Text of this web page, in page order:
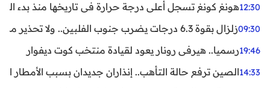
12:30هونغ كونغ تسجل أعلى درجة حرارة في تاريخها منذ بدء
09:30زلزال بقوة 6.3 درجات يضرب جنوب الفلبين.. ولا تحذير من تسونامي حتى الآن
19:46رسميا.. هيرفي رونار يعود لقيادة منتخب كوت ديفوار
14:33الصين ترفع حالة التأهب.. إنذاران جديدان بسبب الأمطار